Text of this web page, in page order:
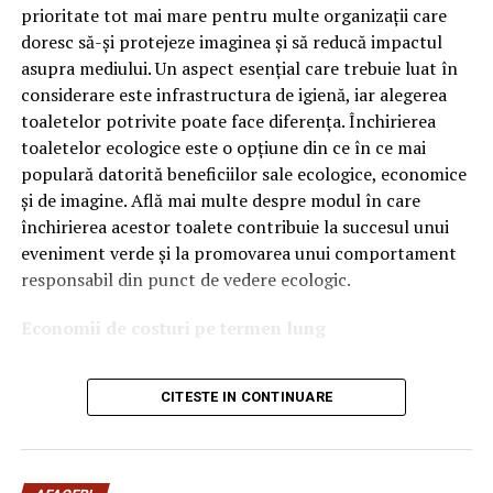
OEM.
Ce înseamnă Ravenol VMP?
DenumireaVMPidentifică o gamă de uleiuri dezvoltate
pentru motoare moderne care necesită performanțe
ridicate și compatibilitate cu numeroase specificații ale
constructorilor auto.
Acest produs este destinat în special motoarelor
moderne pe benzină și diesel, inclusiv celor echipate cu:
catalizatoare moderne;
sisteme Start-Stop.
Ce înseamnă USVO?
prioritate tot mai mare pentru multe organizații care
doresc să-și protejeze imaginea și să reducă impactul
asupra mediului. Un aspect esențial care trebuie luat în
considerare este infrastructura de igienă, iar alegerea
toaletelor potrivite poate face diferența. Închirierea
toaletelor ecologice este o opțiune din ce în ce mai
populară datorită beneficiilor sale ecologice, economice
și de imagine. Află mai multe despre modul în care
închirierea acestor toalete contribuie la succesul unui
eveniment verde și la promovarea unui comportament
responsabil din punct de vedere ecologic.
Economii de costuri pe termen lung
Unul dintre cele mai mari avantaje ale activității
închiriere toalete ecologiceeste economia de costuri.
termen lung, aceasta este o opțiune mai rentabilă decât
construirea unei infrastructuri permanente de toalete.
CITESTE IN CONTINUARE